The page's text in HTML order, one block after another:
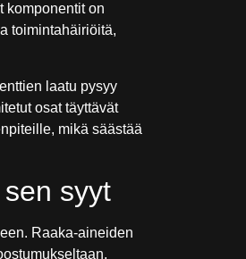
komponentit on
toimintahäiriöitä,
laatu pysyy
osat täyttävät
mikä säästää
syyt
Raaka-aineiden